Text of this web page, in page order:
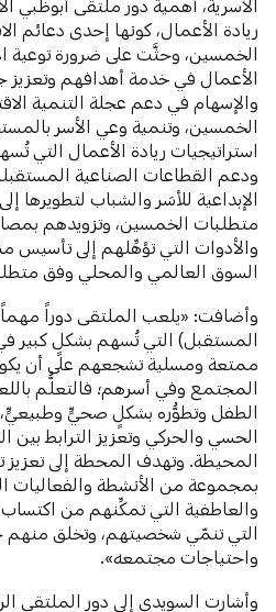
الأسرية، أهمية دور ملتقى أبوظبي
ريادة الأعمال، كونها إحدى دعائم
الخمسين، وحثَّت على ضرورة توعية
الأعمال في خدمة أهدافهم وتعزيز
والإسهام في دعم عجلة التنمية
الخمسين، وتنمية وعي الأسر
استراتيجيات ريادة الأعمال التي
ودعم القطاعات الصناعية
الإبداعية للأسَر والشباب لتطويرها
متطلبات الخمسين، وتزويدهم
والأدوات التي تؤهِّلهم إلى تأسيس
السوق العالمي والمحلي وفق
وأضافت: «يلعب الملتقى دوراً
المستقبل) التي تُسهم بشكلٍ كبير
ممتعة ومسلية تشجعهم على أن
المجتمع وفي أسرهم؛ فالتعلُّم
الطفل وتطوُّره بشكلٍ صحيٍّ وطبيعيٍّ،
الحسي والحركي وتعزيز الترابط بين
المحيطة. وتهدف المحطة إلى تعزيز
بمجموعة من الأنشطة والفعاليات
والعاطفية التي تمكِّنهم من اكتساب
التي تنمّي شخصيتهم، وتخلق منهم
واحتياجات مجتمعه».
وأشارت السويدي إلى دور الملتقى